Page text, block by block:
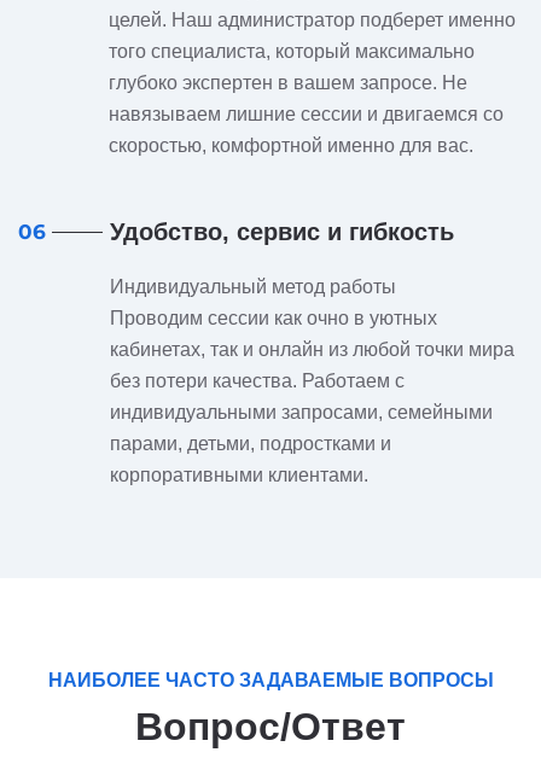
целей. Наш администратор подберет именно
того специалиста, который максимально
глубоко экспертен в вашем запросе. Не
навязываем лишние сессии и двигаемся со
скоростью, комфортной именно для вас.
06 Удобство, сервис и гибкость
Индивидуальный метод работы
Проводим сессии как очно в уютных
кабинетах, так и онлайн из любой точки мира
без потери качества. Работаем с
индивидуальными запросами, семейными
парами, детьми, подростками и
корпоративными клиентами.
НАИБОЛЕЕ ЧАСТО ЗАДАВАЕМЫЕ ВОПРОСЫ
Вопрос/Ответ